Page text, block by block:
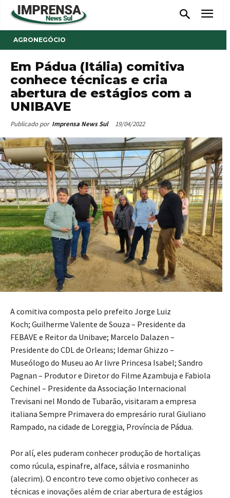
AGRONEGÓCIO
Em Pádua (Itália) comitiva
conhece técnicas e cria
abertura de estágios com a
UNIBAVE
Publicado por Imprensa News Sul 19/04/2022
A comitiva composta pelo prefeito Jorge Luiz
Koch; Guilherme Valente de Souza – Presidente da
FEBAVE e Reitor da Unibave; Marcelo Dalazen –
Presidente do CDL de Orleans; Idemar Ghizzo –
Museólogo do Museu ao Ar livre Princesa Isabel; Sandro
Pagnan – Produtor e Diretor do Filme Azambuja e Fabiola
Cechinel – Presidente da Associação Internacional
Trevisani nel Mondo de Tubarão, visitaram a empresa
italiana Sempre Primavera do empresário rural Giuliano
Rampado, na cidade de Loreggia, Província de Pádua.
Por alí, eles puderam conhecer produção de hortaliças
como rúcula, espinafre, alface, sálvia e rosmaninho
(alecrim). O encontro teve como objetivo conhecer as
técnicas e inovações além de criar abertura de estágios